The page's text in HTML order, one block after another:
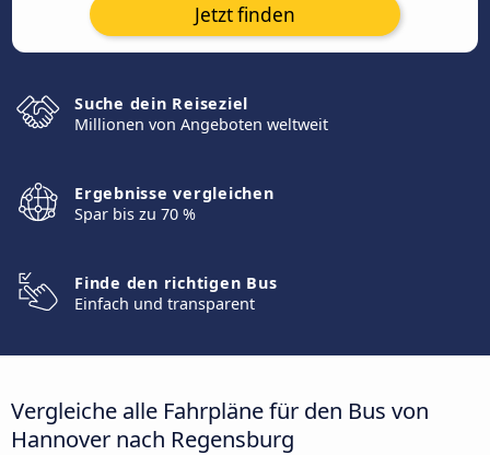
Jetzt finden
Suche dein Reiseziel
Millionen von Angeboten weltweit
Ergebnisse vergleichen
Spar bis zu 70 %
Finde den richtigen Bus
Einfach und transparent
Vergleiche alle Fahrpläne für den Bus von
Hannover nach Regensburg